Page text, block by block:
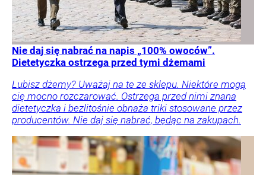
Nie daj się nabrać na napis „100% owoców”.
Dietetyczka ostrzega przed tymi dżemami
Lubisz dżemy? Uważaj na te ze sklepu. Niektóre mogą
cię mocno rozczarować. Ostrzega przed nimi znana
dietetyczka i bezlitośnie obnaża triki stosowane przez
producentów. Nie daj się nabrać, będąc na zakupach.